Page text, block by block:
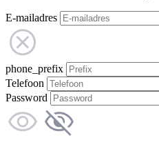
E-mailadres
phone_prefix
Telefoon
Password